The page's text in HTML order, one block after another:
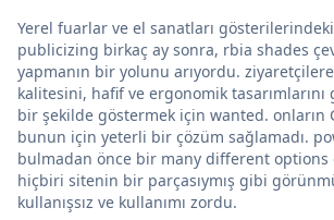
Yerel fuarlar ve el sanatları
publicizing birkaç ay sonra, rbia shades
yapmanın bir yolunu arıyordu.
kalitesini, hafif ve ergonomik tasarımlarını
bir şekilde göstermek için wanted. onların
bunun için yeterli bir çözüm sağlamadı.
bulmadan önce bir many different options
hiçbiri sitenin bir parçasıymış gibi
kullanışsız ve kullanımı zordu.